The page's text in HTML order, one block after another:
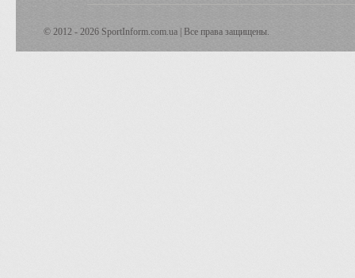
© 2012 - 2026 SportInform.com.ua | Все права защищены.